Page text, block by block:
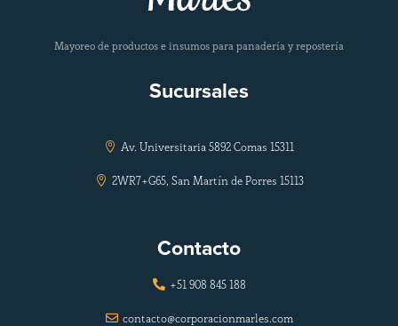
Mayoreo de productos e insumos para panadería y repostería
Sucursales
 Av. Universitaria 5892 Comas 15311
 2WR7+G65, San Martín de Porres 15113
Contacto
 +51 908 845 188
 contacto@corporacionmarles.com